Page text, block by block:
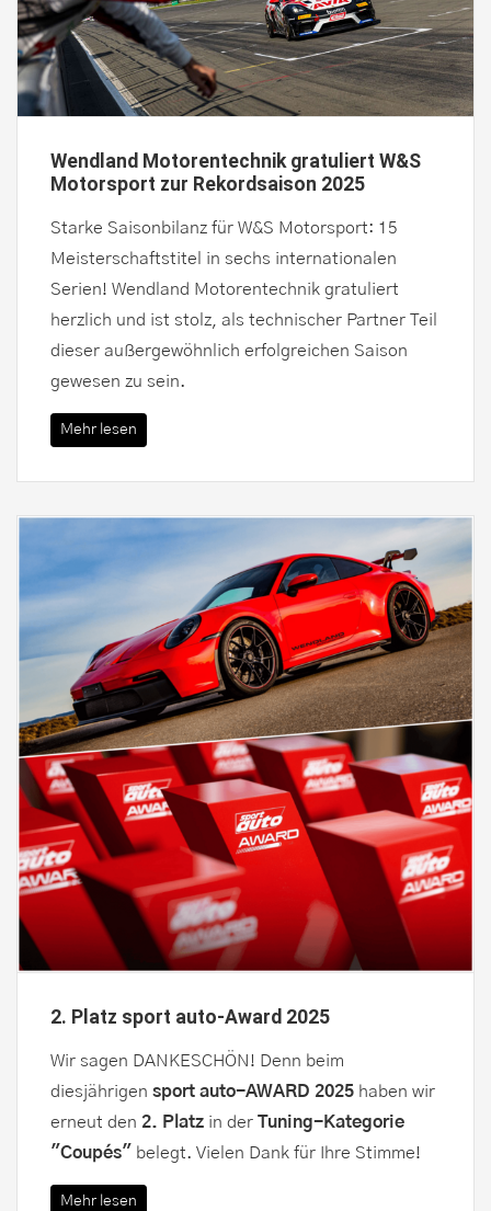
Wendland Motorentechnik gratuliert W&S
Motorsport zur Rekordsaison 2025
Starke Saisonbilanz für W&S Motorsport: 15
Meisterschaftstitel in sechs internationalen
Serien! Wendland Motorentechnik gratuliert
herzlich und ist stolz, als technischer Partner Teil
dieser außergewöhnlich erfolgreichen Saison
gewesen zu sein.
Mehr lesen
2. Platz sport auto-Award 2025
Wir sagen DANKESCHÖN! Denn beim
diesjährigen sport auto-AWARD 2025 haben wir
erneut den 2. Platz in der Tuning-Kategorie
"Coupés" belegt. Vielen Dank für Ihre Stimme!
Mehr lesen